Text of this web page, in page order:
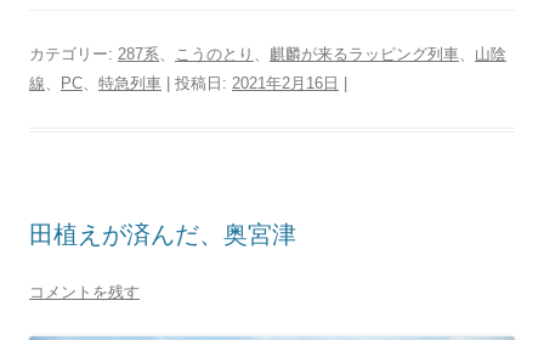
カテゴリー: 287系、 こうのとり 、 麒麟が来るラッピング列車、 山陰
線、 PC、 特急列車 | 投稿日: 2021年2月16日
田植えが済んだ、奥宮津
コメントを残す